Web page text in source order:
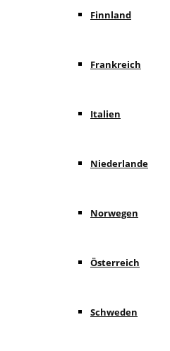
Finnland
Frankreich
Italien
Niederlande
Norwegen
Österreich
Schweden